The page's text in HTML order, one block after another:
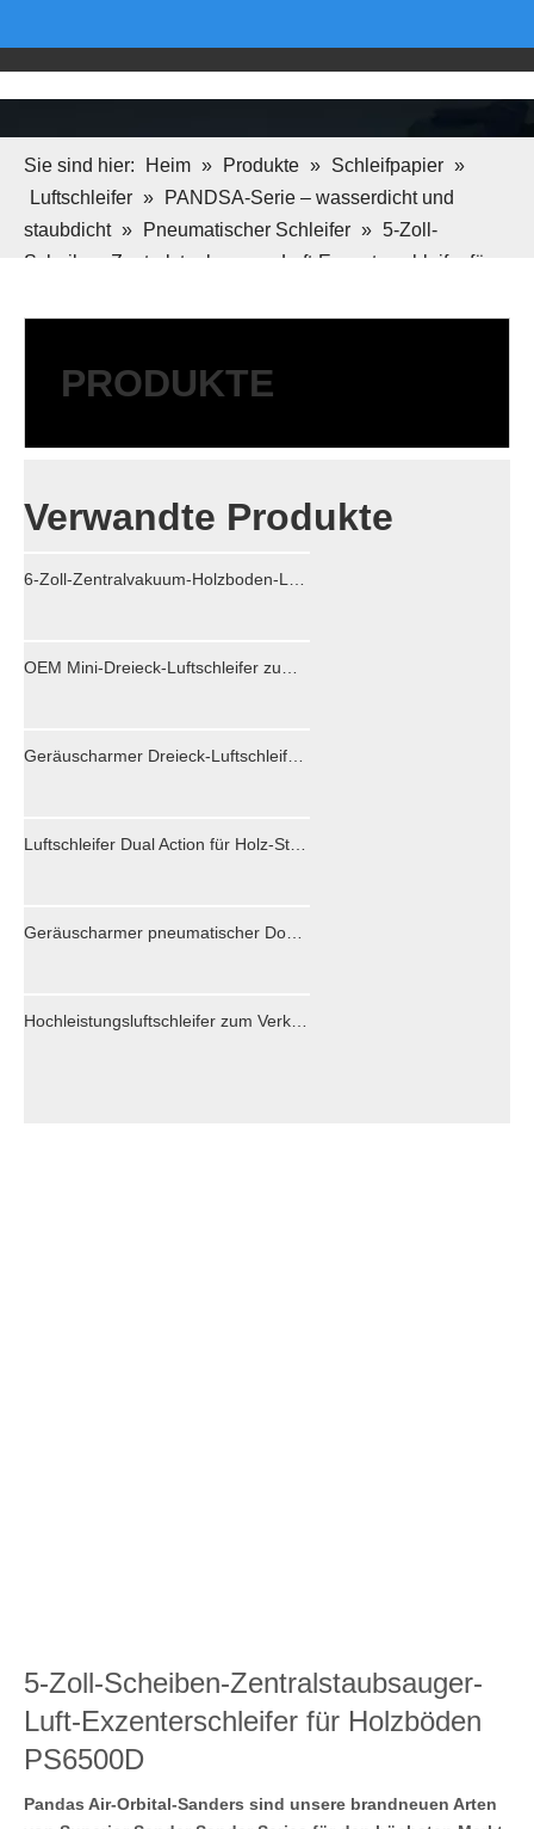
Sie sind hier: Heim » Produkte » Schleifpapier »
Luftschleifer »
PANDSA-Serie – wasserdicht und
staubdicht » Pneumatischer Schleifer » 5-Zoll-
Scheiben-Zentralstaubsauger-Luft-Exzenterschleifer für
PRODUKTE
Verwandte Produkte
5-Zoll-Scheiben-Zentralstaubsauger-
Luft-Exzenterschleifer für Holzböden
PS6500D
Pandas Air-Orbital-Sanders sind unsere brandneuen Arten